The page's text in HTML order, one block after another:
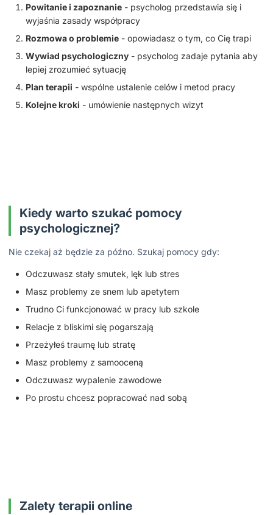
Powitanie i zapoznanie - psycholog przedstawia się i
wyjaśnia zasady współpracy
Rozmowa o problemie - opowiadasz o tym, co Cię trapi
Wywiad psychologiczny - psycholog zadaje pytania aby
lepiej zrozumieć sytuację
Plan terapii - wspólne ustalenie celów i metod pracy
Kolejne kroki - umówienie następnych wizyt
Kiedy warto szukać pomocy
psychologicznej?
Nie czekaj aż będzie za późno. Szukaj pomocy gdy:
Odczuwasz stały smutek, lęk lub stres
Masz problemy ze snem lub apetytem
Trudno Ci funkcjonować w pracy lub szkole
Relacje z bliskimi się pogarszają
Przeżyłeś traumę lub stratę
Masz problemy z samooceną
Odczuwasz wypalenie zawodowe
Po prostu chcesz popracować nad sobą
Zalety terapii online